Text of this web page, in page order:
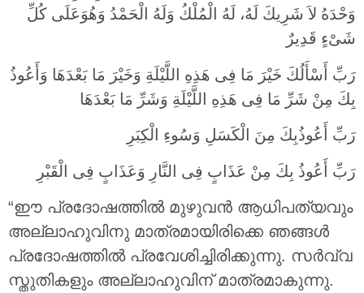
وَحْدَهُ لاَ شَرِيكَ لَهُ، لَهُ الْمُلْكُ وَلَهُ الْحَمْدُ وَهُوَعَلَى كُلِّ
شَىْءٍ قَدِيرٌ
رَبِّ أَسْأَلُكَ خَيْرَ مَا فِى هَذِهِ اللَّيْلَةِ وَخَيْرَ مَا بَعْدَهَا وَأَعُوذُ
بِكَ مِنْ شَرِّ مَا فِى هَذِهِ اللَّيْلَةِ وَشَرِّ مَا بَعْدَهَا
رَبِّ أَعُوذُبِكَ مِنَ الْكَسَلِ وَسُوءِ الْكِبَرِ
رَبِّ أَعُوذُ بِكَ مِنْ عَذَابٍ فِى النَّارِ وَعَذَابٍ فِى الْقَبْرِ
“ഈ പ്രദോഷത്തിൽ മുഴുവൻ ആധിപത്യവും
അല്ലാഹുവിനു മാത്രമായിരിക്കെ ഞങ്ങൾ
പ്രദോഷത്തിൽ പ്രവേശിച്ചിരിക്കുന്നു. സർവ്വ
സ്തുതികളും അല്ലാഹുവിന് മാത്രമാകുന്നു.